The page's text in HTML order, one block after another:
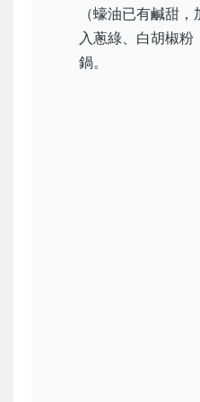
（蠔油已有鹹甜
入蔥綠、白胡椒粉
鍋。